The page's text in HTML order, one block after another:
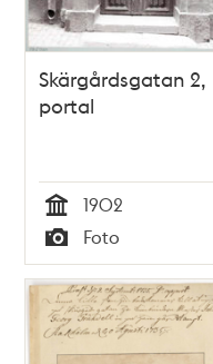
Skärgårdsgatan 2,
portal
Tid
1902
Typ
Foto